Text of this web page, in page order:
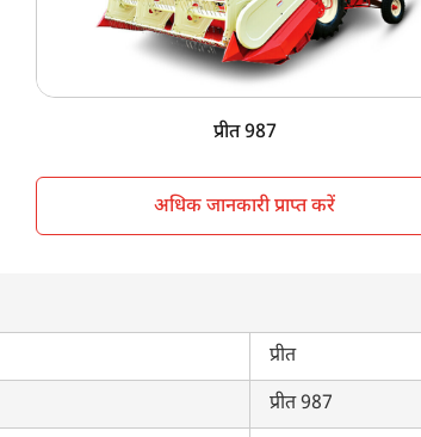
Wheel Type
9450 KG
प्रीत 987
अधिक जानकारी प्राप्त करें
प्रीत
प्रीत 987